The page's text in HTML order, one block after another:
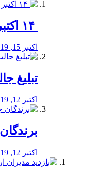
اکتبر 15, 2019
تبلیغ
اکتبر 12, 2019
برندگان
اکتبر 12, 2019